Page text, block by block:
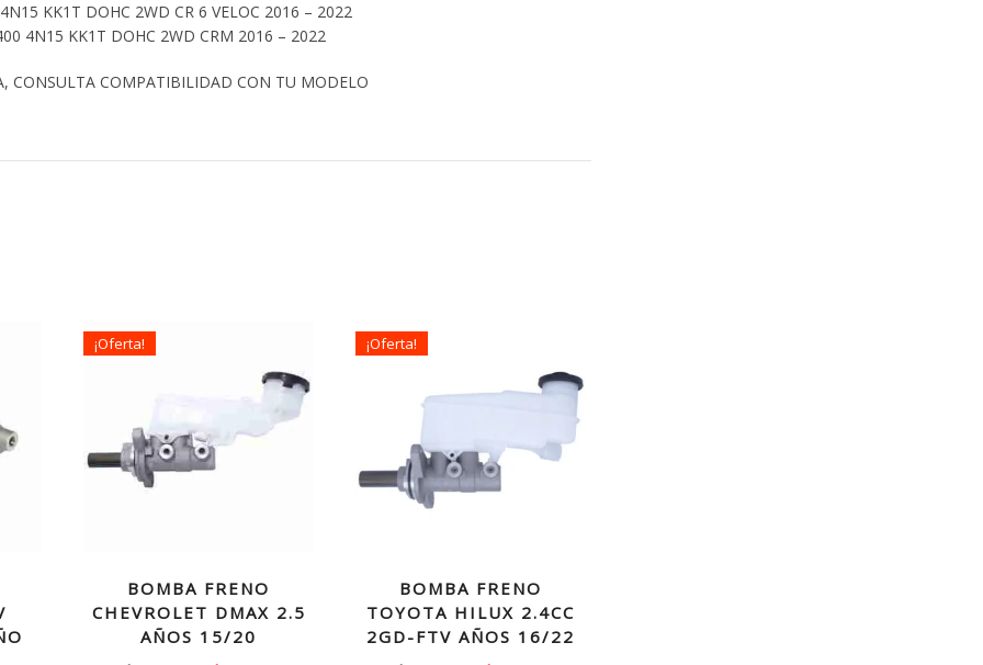
KK1T DOHC 2WD CR 6 VELOC 2016 – 2022
4N15 KK1T DOHC 2WD CRM 2016 – 2022
CONSULTA COMPATIBILIDAD CON TU MODELO
¡Oferta!
BOMBA FRENO
CHEVROLET DMAX 2.5
AÑOS 15/20
¡Oferta!
BOMBA FRENO
TOYOTA HILUX 2.4CC
2GD-FTV AÑOS 16/22